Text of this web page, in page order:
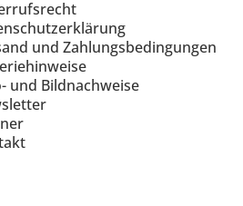
und Zahlungsbedingungen
und Bildnachweise